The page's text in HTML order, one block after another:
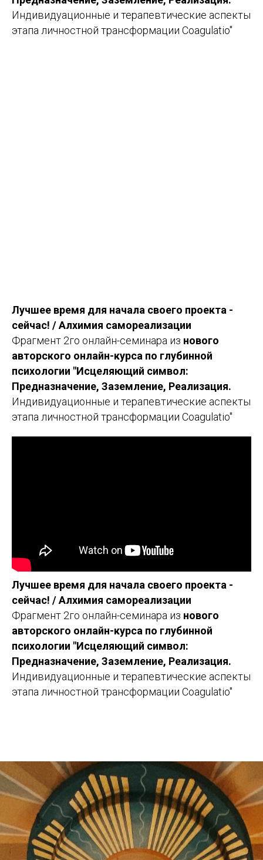
Индивидуационные и терапевтические аспекты
этапа личностной трансформации Coagulatio"
Лучшее время для начала своего проекта -
сейчас! / Алхимия самореализации
Фрагмент 2го онлайн-семинара из нового
авторского онлайн-курса по глубинной
психологии "Исцеляющий символ:
Предназначение, Заземление, Реализация.
Индивидуационные и терапевтические аспекты
этапа личностной трансформации Coagulatio"
Лучшее время для начала своего проекта -
сейчас! / Алхимия самореализации
Фрагмент 2го онлайн-семинара из нового
авторского онлайн-курса по глубинной
психологии "Исцеляющий символ:
Предназначение, Заземление, Реализация.
Индивидуационные и терапевтические аспекты
этапа личностной трансформации Coagulatio"